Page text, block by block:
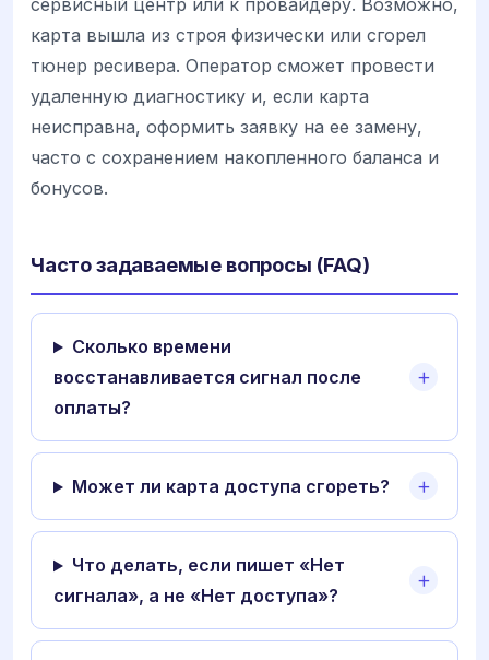
сервисный центр или к провайдеру. Возможно,
карта вышла из строя физически или сгорел
тюнер ресивера. Оператор сможет провести
удаленную диагностику и, если карта
неисправна, оформить заявку на ее замену,
часто с сохранением накопленного баланса и
бонусов.
Часто задаваемые вопросы (FAQ)
Сколько времени
восстанавливается сигнал после
оплаты?
Может ли карта доступа сгореть?
Что делать, если пишет «Нет
сигнала», а не «Нет доступа»?